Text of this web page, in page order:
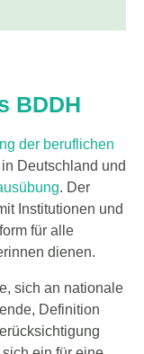
BDDH
der beruflichen
Deutschland und
. Der
Institutionen und
für alle
dienen.
sich an nationale
Definition